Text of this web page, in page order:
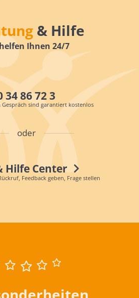
& Hilfe
Ihnen 24/7
34 86 72 3
sind garantiert kostenlos
oder
Hilfe Center
Feedback geben, Frage stellen